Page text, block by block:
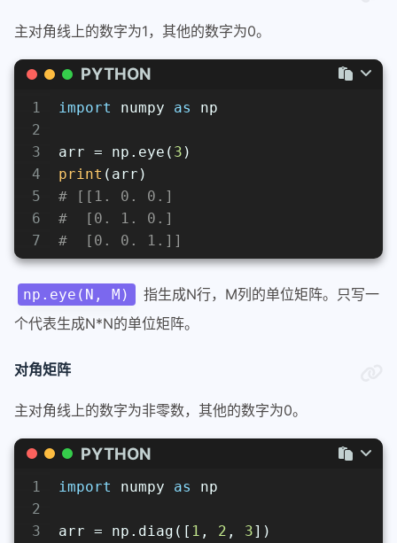
主对角线上的数字为1，其他的数字为0。
PYTHON
1
2
3
4
5
6
7
import numpy as np
arr = np.eye( 3 )
print (arr)
# [[1. 0. 0.]
#  [0. 1. 0.]
#  [0. 0. 1.]]
np.eye(N, M)
指生成N行，M列的单位矩阵。只写一
个代表生成N*N的单位矩阵。
对角矩阵
主对角线上的数字为非零数，其他的数字为0。
PYTHON
1
2
3
import numpy as np
arr = np.diag([ 1 , 2 , 3])